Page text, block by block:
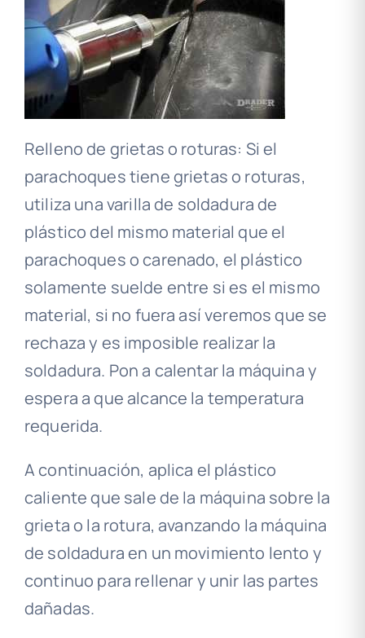
Relleno de grietas o roturas: Si el
parachoques tiene grietas o roturas,
utiliza una varilla de soldadura de
plástico del mismo material que el
parachoques o carenado, el plástico
solamente suelde entre si es el mismo
material, si no fuera así veremos que se
rechaza y es imposible realizar la
soldadura. Pon a calentar la máquina y
espera a que alcance la temperatura
requerida.
A continuación, aplica el plástico
caliente que sale de la máquina sobre la
grieta o la rotura, avanzando la máquina
de soldadura en un movimiento lento y
continuo para rellenar y unir las partes
dañadas.